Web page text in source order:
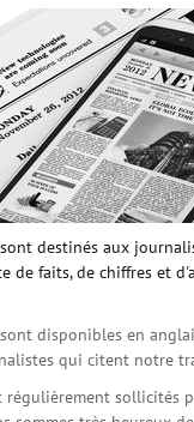
destinés aux
de faits, de chiffres et
disponibles en
qui citent notre
régulièrement sollicités